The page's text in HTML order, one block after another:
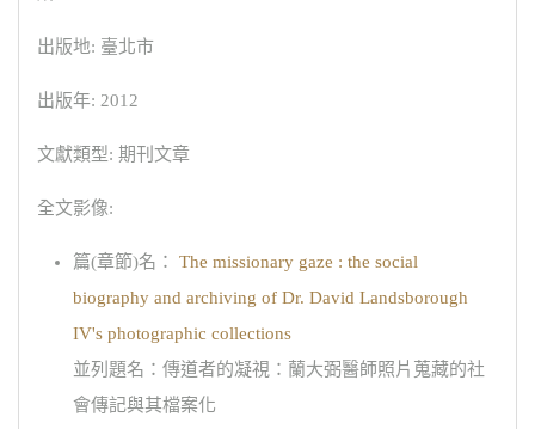
出版地: 臺北市
出版年: 2012
文獻類型: 期刊文章
全文影像:
篇(章節)名：
The missionary gaze : the social
biography and archiving of Dr. David Landsborough
IV's photographic collections
並列題名：傳道者的凝視：蘭大弼醫師照片蒐藏的社
會傳記與其檔案化